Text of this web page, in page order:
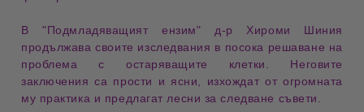
В"Подмладяващият ензим" д-р Хироми Шиния
продължава своите изследвания в посока решаване на
проблема с остаряващите клетки
. Неговите
заключения са прости и ясни, изхождат от огромната
му практика и предлагат лесни за следване съвети.